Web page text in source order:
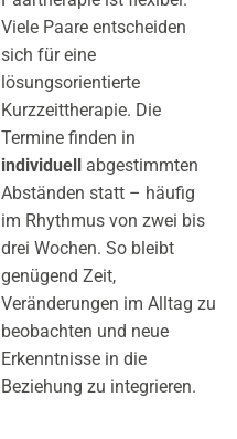
Viele Paare entscheiden
sich für eine
lösungsorientierte
Kurzzeittherapie. Die
Termine finden in
individuell abgestimmten
Abständen statt – häufig
im Rhythmus von zwei bis
drei Wochen. So bleibt
genügend Zeit,
Veränderungen im Alltag zu
beobachten und neue
Erkenntnisse in die
Beziehung zu integrieren.